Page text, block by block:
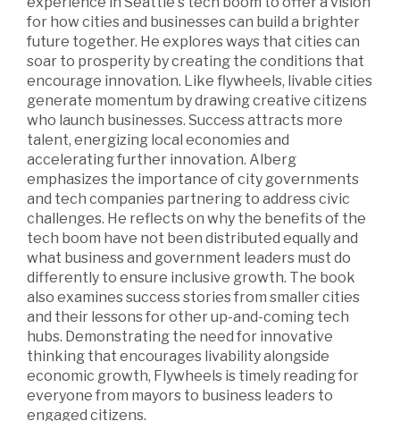
for how cities and businesses can build a brighter
future together. He explores ways that cities can
soar to prosperity by creating the conditions that
encourage innovation. Like flywheels, livable cities
generate momentum by drawing creative citizens
who launch businesses. Success attracts more
talent, energizing local economies and
accelerating further innovation. Alberg
emphasizes the importance of city governments
and tech companies partnering to address civic
challenges. He reflects on why the benefits of the
tech boom have not been distributed equally and
what business and government leaders must do
differently to ensure inclusive growth. The book
also examines success stories from smaller cities
and their lessons for other up-and-coming tech
hubs. Demonstrating the need for innovative
thinking that encourages livability alongside
economic growth, Flywheels is timely reading for
everyone from mayors to business leaders to
engaged citizens.